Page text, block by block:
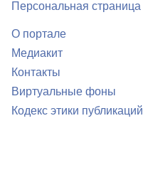
Персональная страница
О портале
Медиакит
Контакты
Виртуальные фоны
Кодекс этики публикаций